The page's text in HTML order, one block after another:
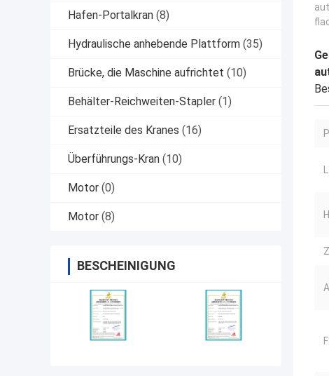
Hafen-Portalkran (8)
Hydraulische anhebende Plattform (35)
Brücke, die Maschine aufrichtet (10)
Behälter-Reichweiten-Stapler (1)
Ersatzteile des Kranes (16)
Überführungs-Kran (10)
Motor (0)
Motor (8)
BESCHEINIGUNG